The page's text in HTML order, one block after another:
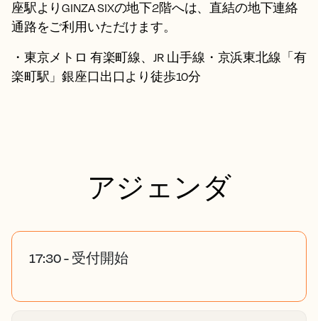
座駅よりGINZA SIXの地下2階へは、直結の地下連絡
通路をご利用いただけます。
・東京メトロ 有楽町線、JR 山手線・京浜東北線「有
楽町駅」銀座口出口より徒歩10分
アジェンダ
17:30 - 受付開始